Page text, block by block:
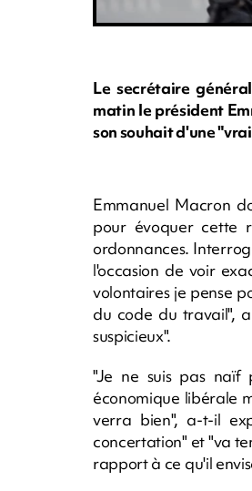
Le secrétaire
matin le président
son souhait d'une
Emmanuel Macron
pour évoquer cette
ordonnances.
l'occasion de voir
volontaires je pense
du code du travail",
suspicieux".
"Je ne suis pas
économique libérale
verra bien", a-t-il
concertation" et "va
rapport à ce qu'il